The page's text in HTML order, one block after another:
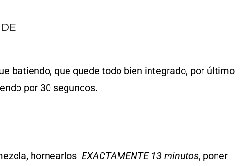
batiendo, que quede todo bien integrado, por último
por 30 segundos.
hornearlos EXACTAMENTE 13 minutos, poner